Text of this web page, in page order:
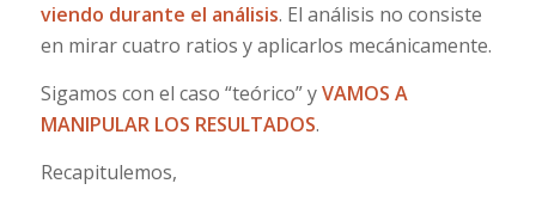
viendo durante el análisis. El análisis no consiste
en mirar cuatro ratios y aplicarlos mecánicamente.
Sigamos con el caso “teórico” yVAMOS A
MANIPULAR LOS RESULTADOS.
Recapitulemos,